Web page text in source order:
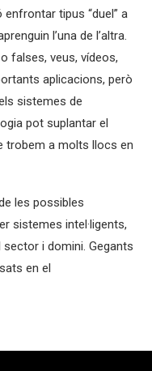
tipus “duel” a
l’una de l’altra.
falses, veus, vídeos,
aplicacions, però
sistemes de
pot suplantar el
trobem a molts llocs en
les possibles
sistemes intel·ligents,
i domini. Gegants
en el